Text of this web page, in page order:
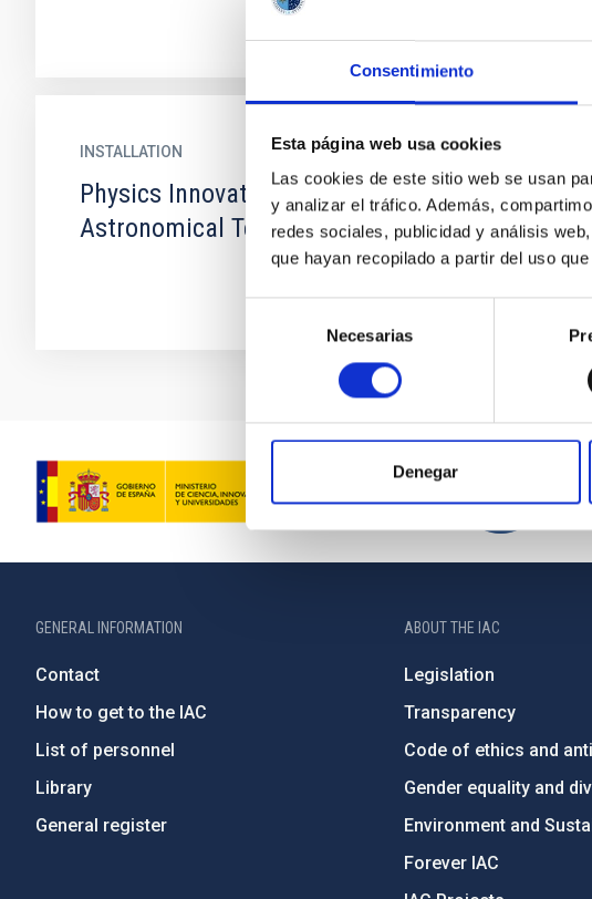
Consentimiento
Esta página web usa cookies
Las cookies de este sitio web se usan
y analizar el tráfico. Además,
redes sociales, publicidad y análisis
que hayan recopilado a partir del uso
consentimiento
Necesarias
Denegar
INSTALLATION
Physics Innovation Robotic
Astronomical Telescope Explorer
GENERAL INFORMATION
Contact
How to get to the IAC
List of personnel
Library
General register
ABOUT THE IAC
Legislation
Transparency
Code of ethics and
Gender equality and
Environment and
Forever IAC